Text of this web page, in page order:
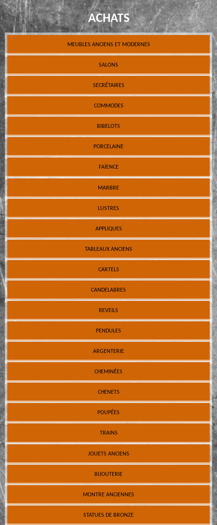
ACHATS
MEUBLES ANCIENS ET MODERNES
SALONS
SECRÉTAIRES
COMMODES
BIBELOTS
PORCELAINE
FAÏENCE
MARBRE
LUSTRES
APPLIQUES
TABLEAUX ANCIENS
CARTELS
CANDELABRES
REVEILS
PENDULES
ARGENTERIE
CHEMINÉES
CHENETS
POUPÉES
TRAINS
JOUETS ANCIENS
BIJOUTERIE
MONTRE ANCIENNES
STATUES DE BRONZE